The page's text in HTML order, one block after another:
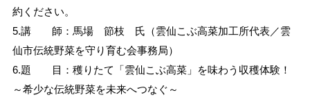
約ください。
5.講 師：馬場 節枝 氏（雲仙こぶ高菜加工所代表／雲
仙市伝統野菜を守り育む会事務局）
6.題 目：穫りたて「雲仙こぶ高菜」を味わう収穫体験！
～希少な伝統野菜を未来へつなぐ～